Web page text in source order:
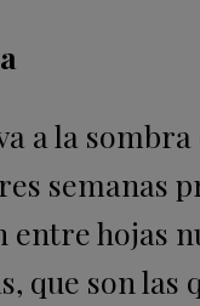
a la
semanas
entre hojas
que son